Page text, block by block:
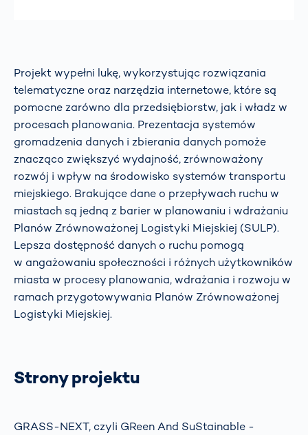
Projekt wypełni lukę, wykorzystując rozwiązania
telematyczne oraz narzędzia internetowe, które są
pomocne zarówno dla przedsiębiorstw, jak i władz w
procesach planowania. Prezentacja systemów
gromadzenia danych i zbierania danych pomoże
znacząco zwiększyć wydajność, zrównoważony
rozwój i wpływ na środowisko systemów transportu
miejskiego. Brakujące dane o przepływach ruchu w
miastach są jedną z barier w planowaniu i wdrażaniu
Planów Zrównoważonej Logistyki Miejskiej (SULP).
Lepsza dostępność danych o ruchu pomogą
w angażowaniu społeczności i różnych użytkowników
miasta w procesy planowania, wdrażania i rozwoju w
ramach przygotowywania Planów Zrównoważonej
Logistyki Miejskiej.
Strony projektu
GRASS-NEXT, czyli GReen And SuStainable -